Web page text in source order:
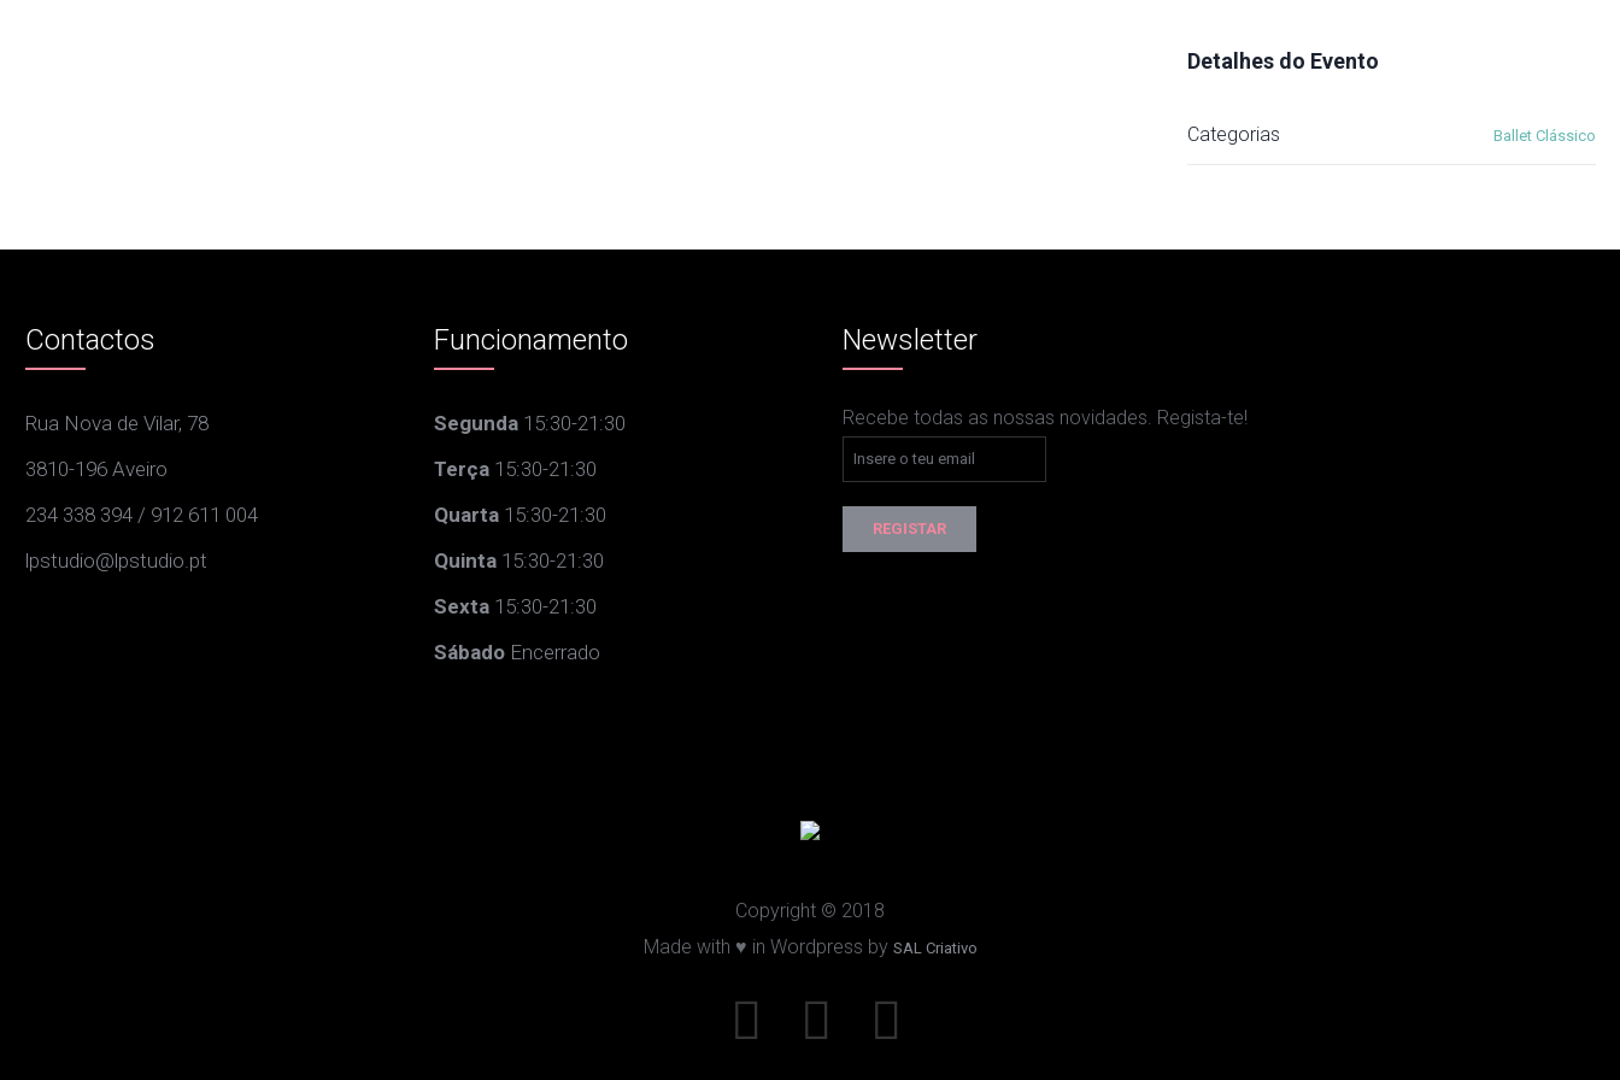
Detalhes do Evento
Categorias Ballet Clássico
Contactos
Rua Nova de Vilar, 78
3810-196 Aveiro
234 338 394 / 912 611 004
lpstudio@lpstudio.pt
Funcionamento
Segunda 15:30-21:30
Terça 15:30-21:30
Quarta 15:30-21:30
Quinta 15:30-21:30
Sexta 15:30-21:30
Sábado Encerrado
Newsletter
Recebe todas as nossas novidades. Regista-te!
Copyright © 2018
Made with ♥ in Wordpress by SAL Criativo